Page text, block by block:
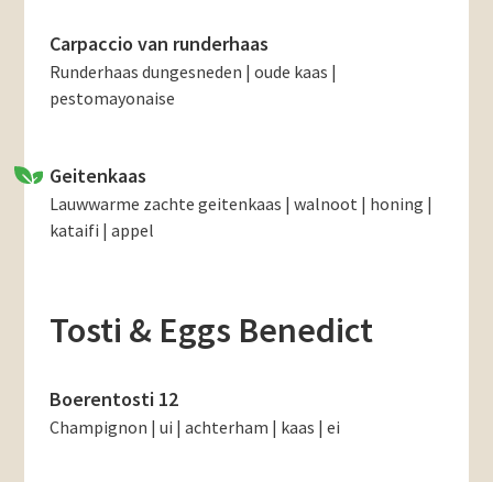
Carpaccio van runderhaas
Runderhaas dungesneden | oude kaas |
pestomayonaise
Geitenkaas
Lauwwarme zachte geitenkaas | walnoot | honing |
kataifi | appel
Tosti & Eggs Benedict
Boerentosti 12
Champignon | ui | achterham | kaas | ei